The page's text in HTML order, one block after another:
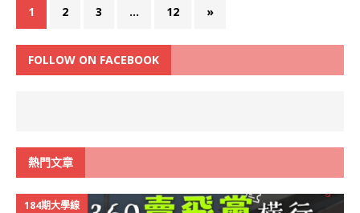
1 2 3 ... 12 »
FOLLOW ON FACEBOOK
熱門文章
184期大學線